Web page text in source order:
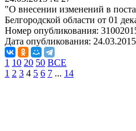
"О внесении изменений в
Белгородской области от 01
Номер опубликования:
Дата опубликования: 24.03.2015
1 10 20 50 ВСЕ
1 2 3 4 5 6 7 ... 14